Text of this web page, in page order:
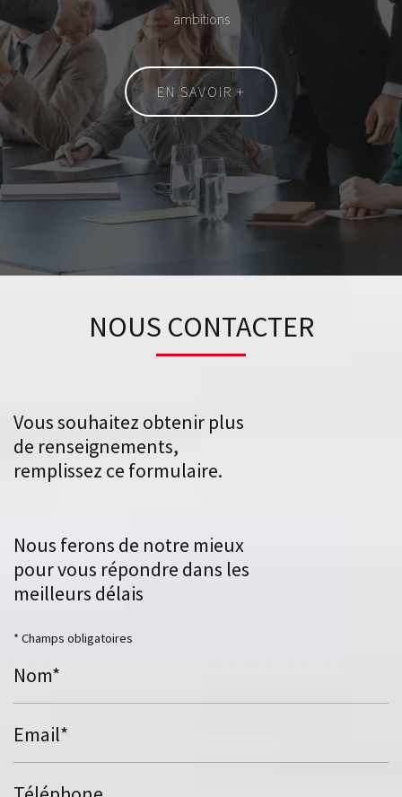
ambitions
EN SAVOIR +
NOUS CONTACTER
Vous souhaitez obtenir plus
de renseignements,
remplissez ce formulaire.
Nous ferons de notre mieux
pour vous répondre dans les
meilleurs délais
* Champs obligatoires
Nom*
Email*
Téléphone